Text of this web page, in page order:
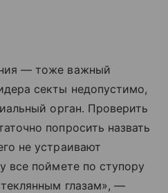
— тоже важный
секты недопустимо,
орган. Проверить
попросить назвать
не устраивают
все поймете по ступору
глазам», —